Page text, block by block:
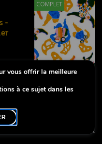
COMPLET
-
droits réservés
made by Apart
vous offrir la meilleure
à ce sujet dans les